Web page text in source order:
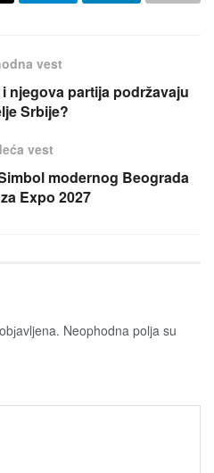
vest
njegova partija podržavaju
Srbije?
vest
modernog Beograda
Expo 2027
Neophodna polja su